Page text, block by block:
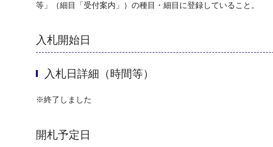
等」（細目「受付案内」）の種目・細目に登録していること。
入札開始日
入札日詳細（時間等）
※終了しました
開札予定日